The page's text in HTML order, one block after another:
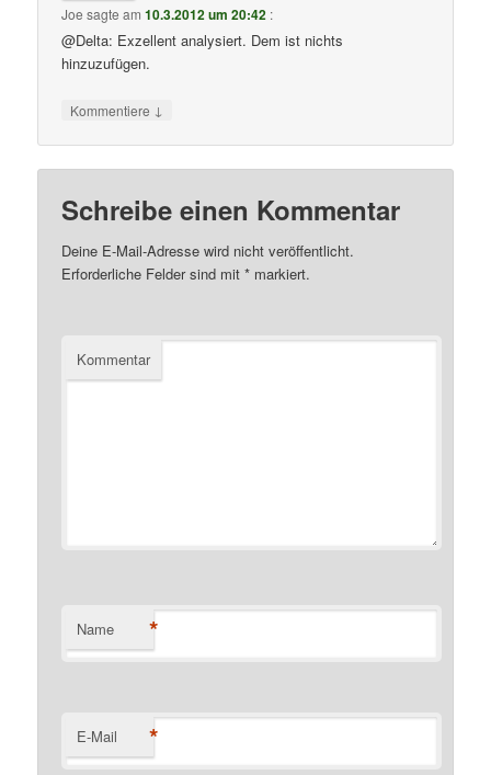
Joe sagte am10.3.2012 um 20:42 :
@Delta: Exzellent analysiert. Dem ist nichts
hinzuzufügen.
Kommentiere ↓
Schreibe einen Kommentar
Deine E-Mail-Adresse wird nicht veröffentlicht.
Erforderliche Felder sind mit* markiert.
Kommentar
Name *
E-Mail *